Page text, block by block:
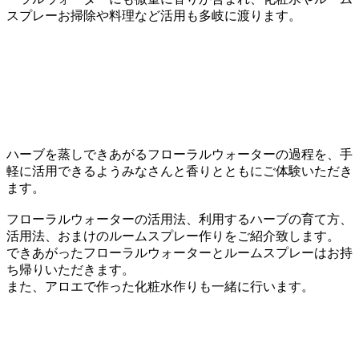
スプレーお掃除や料理など活用も多岐に渡ります。
ハーブを蒸しできあがるフローラルウォーターの過程を、手
軽に活用できるようみなさんと香りとともにご体験いただき
ます。
フローラルウォーターの活用法、利用するハーブの育て方、
活用法、おまけのルームスプレー作りをご紹介致します。
できあがったフローラルウォーターとルームスプレーはお持
ち帰りいただきます。
また、アロエで作った化粧水作りも一緒に行います。